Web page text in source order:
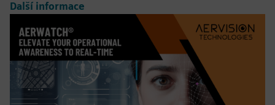
Další informace